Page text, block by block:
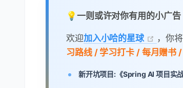
💡一则或许对你有用的小广告
欢迎加入小哈的星球 ，你
习路线 / 学习打卡 / 每月赠书
新开坑项目:《Spring AI 项目实战